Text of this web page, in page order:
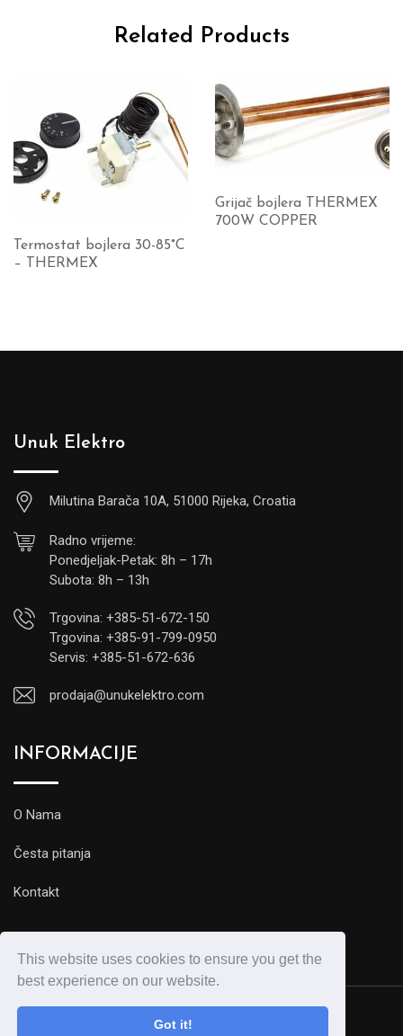
This website uses cookies to ensure you get the
best experience on our website.
Got it!
Related Products
Termostat bojlera 30-85°C
– THERMEX
Grijač bojlera THERMEX
700W COPPER
Unuk Elektro
Milutina Barača 10A, 51000 Rijeka, Croatia
Radno vrijeme:
Ponedjeljak-Petak: 8h – 17h
Subota: 8h – 13h
Trgovina: +385-51-672-150
Trgovina: +385-91-799-0950
Servis: +385-51-672-636
prodaja@unukelektro.com
INFORMACIJE
O Nama
Česta pitanja
Kontakt